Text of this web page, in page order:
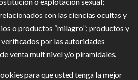
con las ciencias ocultas y
o productos “milagro”; productos y
por las autoridades
venta multinivel y/o piramidales.
para que usted tenga la mejor